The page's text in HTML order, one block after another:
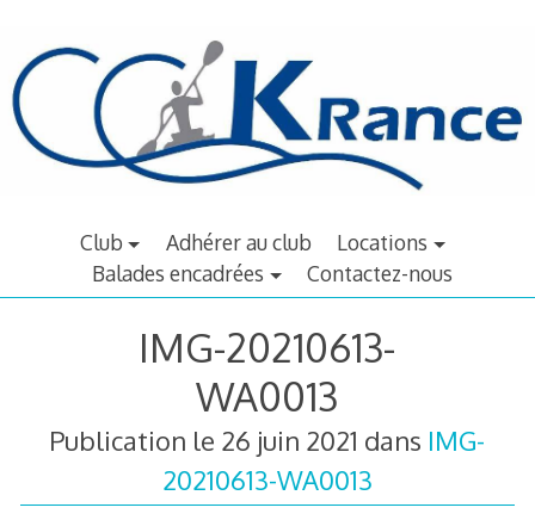
contenu
principal
Club Adhérer au club
Locations
Balades encadrées
Contactez-nous
IMG-20210613-
WA0013
Publication le 26 juin 2021 dans IMG-
20210613-WA0013